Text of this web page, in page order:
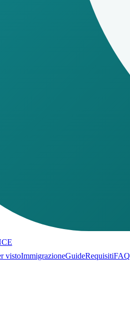
vistoImmigrazioneGuideRequisitiFAQ